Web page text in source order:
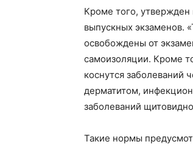
Кроме того,
выпускных экзаменов.
освобождены от
самоизоляции. Кроме
коснутся заболеваний
дерматитом,
заболеваний
Такие нормы